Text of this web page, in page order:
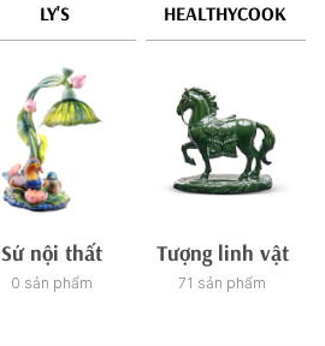
LY'S HEALTHYCOOK
Sứ nội thất
0 sản phẩm
Tượng linh vật
71 sản phẩm